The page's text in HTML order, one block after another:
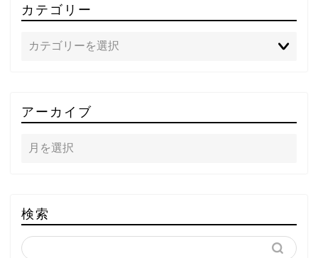
カテゴリー
アーカイブ
検索
～DA PUMP YORIの晴れ
ばれラジオ～